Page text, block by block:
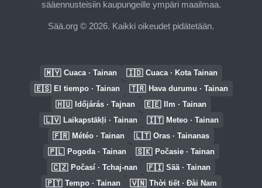
sääennusteisiin kaupungeille ympäri maailmaa.
Sää.org © 2026. Kaikki oikeudet pidätetään.
🇲🇾 Cuaca · Tainan 🇮🇩 Cuaca · Kota Tainan
🇪🇸 El tiempo · Tainan 🇹🇷 Hava durumu · Tainan
🇭🇺 Időjárás · Tajnan 🇪🇪 Ilm · Tainan
🇱🇻 Laikapstākļi · Tainan 🇮🇹 Meteo · Tainan
🇫🇷 Météo · Tainan 🇱🇹 Oras · Tainanas
🇵🇱 Pogoda · Tainan 🇸🇰 Počasie · Tainan
🇨🇿 Počasí · Tchaj-nan 🇫🇮 Sää · Tainan
🇵🇹 Tempo · Tainan 🇻🇳 Thời tiết · Đài Nam